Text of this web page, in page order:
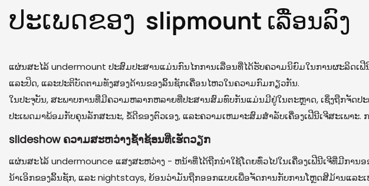
ປະເພດຂອງ slipmount ເລື່ອນລົງ
ແຜ່ນສະໄລ້ undermount ປະສົມປະສານແມ່ນກົນໄກການເລື່ອນທີ່ໄດ້ຮັບຄວາມນິຍົມໃນການຜະລິດເ
ແລະປິດ, ແລະປະຕິບັດຕາມທັງສອງດ້ານຂອງລິ້ນຊັກເຄື່ອນໄຫວໃນຄວາມກົມກຽວກັນ.
ໃນປະຈຸບັນ, ສະພາບການທີ່ມີຄວາມຫລາກຫລາຍທີ່ປະສານສົມທົບກັນແມ່ນມີຢູ່ໃນຕະຫຼາດ, ເຊິ່ງຖືກຈັດ
ປະເພດມາພ້ອມກັບຄຸນລັກສະນະ, ຂໍ້ດີຂອງຕົວເອງ, ແລະຄວາມເຫມາະສົມສໍາລັບເຄື່ອງເຟີນີເຈີສະເພ
slideshow ຄວາມສະຫວ່າງຊ້ໍາຊ້ອນທີ່ເຮັດວຽກ
ແຜ່ນສະໄລ້ undermounce ແສງສະຫວ່າງ - ຫນ້າທີ່ໄດ້ຖືກນໍາໃຊ້ໂດຍທົ່ວໄປໃນເຄື່ອງເຟີນີເຈີທີ່ມີກ
ນ້າເອິກຂອງລິ້ນຊັກ, ແລະ nightstays, ຍ້ອນວ່າມັນຖືກອອກແບບເພື່ອຈັດການກັບການໂຫຼດສີມ້ານແ